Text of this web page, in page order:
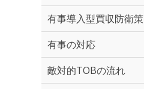
有事導入型買収防衛策
有事の対応
敵対的TOBの流れ